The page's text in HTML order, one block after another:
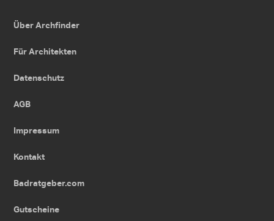
Über Archfinder
Für Architekten
Datenschutz
AGB
Impressum
Kontakt
Badratgeber.com
Gutscheine